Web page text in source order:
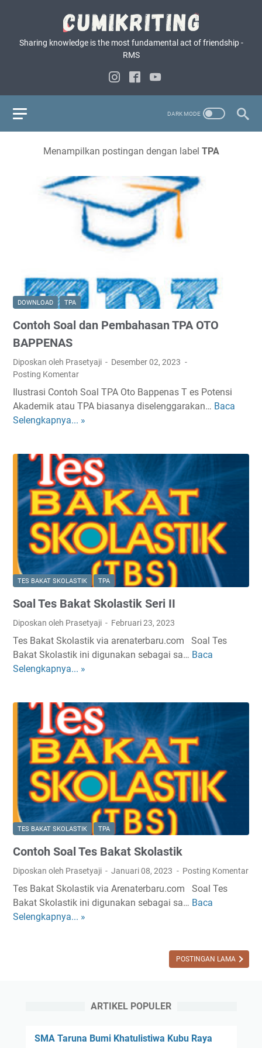
Sharing knowledge is the most fundamental act of friendship -
RMS
Menampilkan postingan dengan label TPA
DOWNLOAD TPA
Contoh Soal dan Pembahasan TPA OTO
BAPPENAS
Diposkan oleh Prasetyaji
Desember 02, 2023
Posting Komentar
Ilustrasi Contoh Soal TPA Oto Bappenas T es Potensi
Akademik atau TPA biasanya diselenggarakan… Baca
Selengkapnya... »
C
o
h
S
o
a
l
d
a
n
P
e
m
a
h
a
n
T
P
A
O
O
B
A
P
E
N
A
TES BAKAT SKOLASTIK TPA
Soal Tes Bakat Skolastik Seri II
Diposkan oleh Prasetyaji Februari 23, 2023
Tes Bakat Skolastik via arenaterbaru.com Soal Tes
Bakat Skolastik ini digunakan sebagai sa… Baca
Selengkapnya... »
S
T
e
s
B
a
k
a
t
S
k
o
l
s
t
TES BAKAT SKOLASTIK TPA
Contoh Soal Tes Bakat Skolastik
Diposkan oleh Prasetyaji Januari 08, 2023 Posting Komentar
Tes Bakat Skolastik via Arenaterbaru.com Soal Tes
Bakat Skolastik ini digunakan sebagai sa… Baca
Selengkapnya... »
C
T
POSTINGAN LAMA
ARTIKEL POPULER
SMA Taruna Bumi Khatulistiwa Kubu Raya